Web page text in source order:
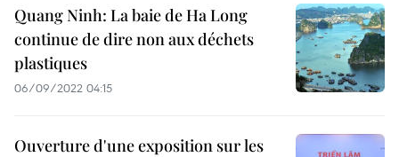
Quang Ninh: La baie de Ha Long
continue de dire non aux déchets
plastiques
06/09/2022 04:15
Ouverture d'une exposition sur les